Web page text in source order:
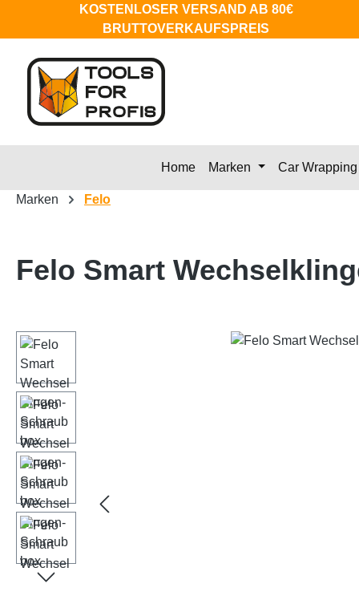
Hauptinhalt springen
Zur Suche springen
Zur Hauptnavigation springen
KOSTENLOSER VERSAND AB 80€
BRUTTOVERKAUFSPREIS
Home Marken Car Wrapping
Marken Felo
Felo Smart
Bildergalerie überspringen